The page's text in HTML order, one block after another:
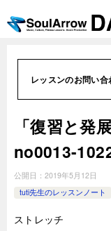
レッスンのお問い合
「復習と発
no0013-
公開日： 2019年5月12日
tuti先生のレッスンノート
ストレッチ